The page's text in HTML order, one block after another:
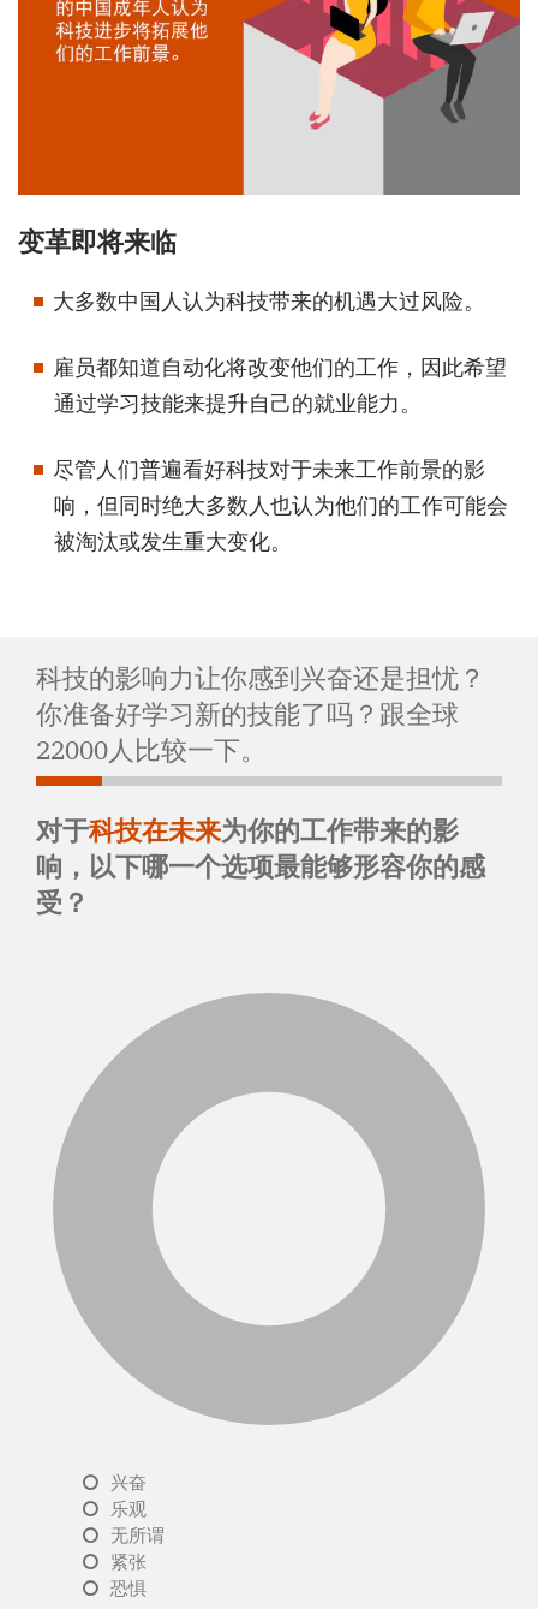
变革即将来临
大多数中国人认为科技带来的机遇大过风险。
雇员都知道自动化将改变他们的工作，因此希望
通过学习技能来提升自己的就业能力。
尽管人们普遍看好科技对于未来工作前景的影
响，但同时绝大多数人也认为他们的工作可能会
被淘汰或发生重大变化。
科技的影响力让你感到兴奋还是担忧？
你准备好学习新的技能了吗？跟全球
22000人比较一下。
对于科技在未来为你的工作带来的影
响，以下哪一个选项最能够形容你的感
受？
兴奋
乐观
无所谓
紧张
恐惧